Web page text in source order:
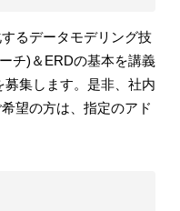
るデータモデリング技
チ) ＆ ERDの基本を講義
集します。是非、社内
望の方は、指定のアド